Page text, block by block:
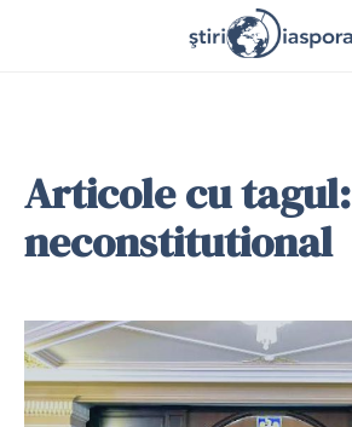
Articole cu tagul:
neconstitutional